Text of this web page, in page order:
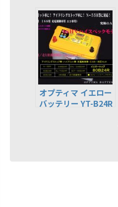
オプティマ イエロー
バッテリー YT-B24R